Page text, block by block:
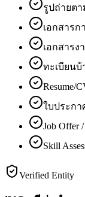
รูปถ่ายต
เอกสารก
เอกสาร
ทะเบียนบ้
Resume/
ใบประกา
Job Offer
Skill
Verified Entity